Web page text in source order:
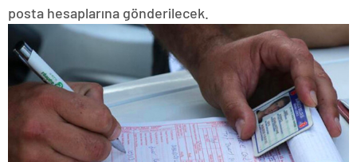
posta hesaplarına gönderilecek.